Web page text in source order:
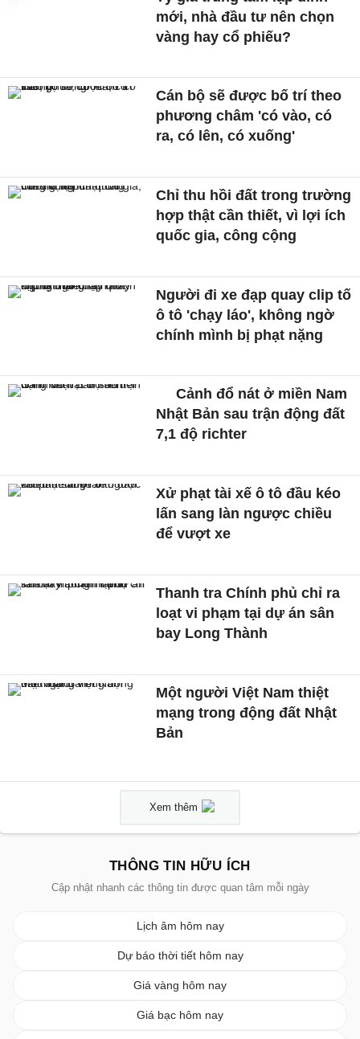
mới, nhà đầu tư nên chọn
vàng hay cổ phiếu?
Cán bộ sẽ được bố trí theo
phương châm 'có vào, có
ra, có lên, có xuống'
Chỉ thu hồi đất trong trường
hợp thật cần thiết, vì lợi ích
quốc gia, công cộng
Người đi xe đạp quay clip tố
ô tô 'chạy láo', không ngờ
chính mình bị phạt nặng
Cảnh đổ nát ở miền Nam
Nhật Bản sau trận động đất
7,1 độ richter
Xử phạt tài xế ô tô đầu kéo
lấn sang làn ngược chiều
để vượt xe
Thanh tra Chính phủ chỉ ra
loạt vi phạm tại dự án sân
bay Long Thành
Một người Việt Nam thiệt
mạng trong động đất Nhật
Bản
Xem thêm
THÔNG TIN HỮU ÍCH
Cập nhật nhanh các thông tin được quan tâm mỗi ngày
Lịch âm hôm nay
Dự báo thời tiết hôm nay
Giá vàng hôm nay
Giá bạc hôm nay